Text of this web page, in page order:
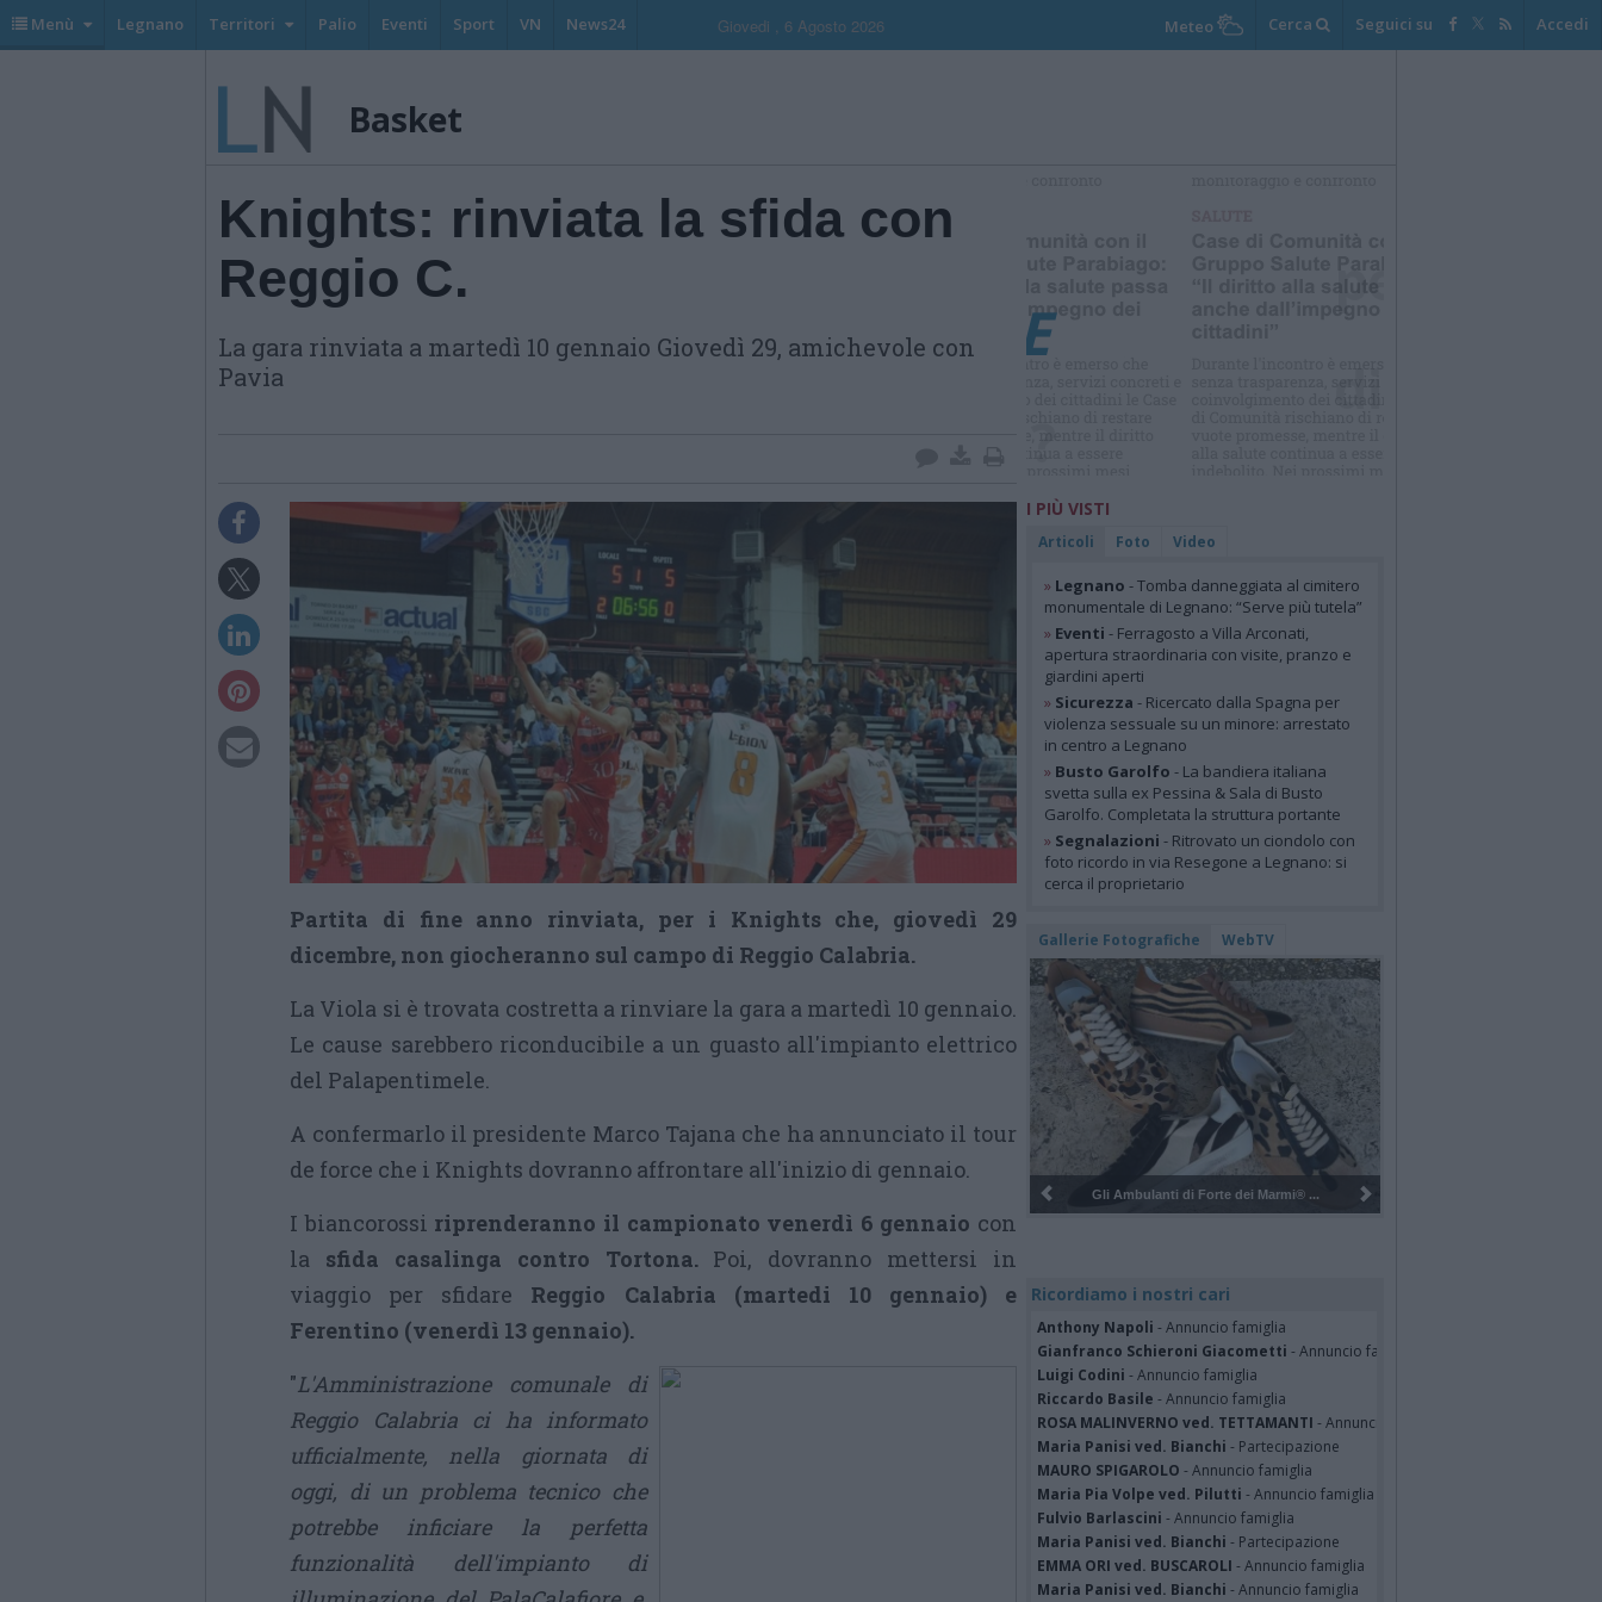
Menù Legnano Territori Palio Eventi Sport VN News24 Giovedi , 6 Agosto 2026 Meteo Cerca Seguici su Accedi
Basket
Knights: rinviata la sfida con
Reggio C.
La gara rinviata a martedì 10 gennaio Giovedì 29, amichevole con
Pavia
Partita di fine anno rinviata, per i Knights che, giovedì 29
dicembre, non giocheranno sul campo di Reggio Calabria.
La Viola si è trovata costretta a rinviare la gara a martedì 10 gennaio.
Le cause sarebbero riconducibile a un guasto all'impianto elettrico
del Palapentimele.
A confermarlo il presidente Marco Tajana che ha annunciato il tour
de force che i Knights dovranno affrontare all'inizio di gennaio.
I biancorossi riprenderanno il campionato venerdì 6 gennaio con
la sfida casalinga contro Tortona. Poi, dovranno mettersi in
viaggio per sfidare Reggio Calabria (martedi 10 gennaio) e
Ferentino (venerdì 13 gennaio).
"L'Amministrazione comunale di
Reggio Calabria ci ha informato
ufficialmente, nella giornata di
oggi, di un problema tecnico che
potrebbe inficiare la perfetta
funzionalità dell'impianto di
I PIÙ VISTI
Articoli Foto Video
» Legnano - Tomba danneggiata al cimitero
monumentale di Legnano: “Serve più tutela”
» Eventi - Ferragosto a Villa Arconati,
apertura straordinaria con visite, pranzo e
giardini aperti
» Sicurezza - Ricercato dalla Spagna per
violenza sessuale su un minore: arrestato
in centro a Legnano
» Busto Garolfo - La bandiera italiana
svetta sulla ex Pessina & Sala di Busto
Garolfo. Completata la struttura portante
» Segnalazioni - Ritrovato un ciondolo con
foto ricordo in via Resegone a Legnano: si
cerca il proprietario
Gallerie Fotografiche WebTV
Pulizia del bosco del Rugareto a ...
Ricordiamo i nostri cari
Anthony Napoli - Annuncio famiglia
Gianfranco Schieroni Giacometti - Annuncio famiglia
Luigi Codini - Annuncio famiglia
Riccardo Basile - Annuncio famiglia
ROSA MALINVERNO ved. TETTAMANTI - Annuncio famiglia
Maria Panisi ved. Bianchi - Partecipazione
MAURO SPIGAROLO - Annuncio famiglia
Maria Pia Volpe ved. Pilutti - Annuncio famiglia
Fulvio Barlascini - Annuncio famiglia
Maria Panisi ved. Bianchi - Partecipazione
EMMA ORI ved. BUSCAROLI - Annuncio famiglia
Maria Panisi ved. Bianchi - Annuncio famiglia